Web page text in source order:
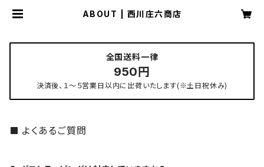
ABOUT | 西川庄六商店
全国送料一律
950円
決済後、１〜５営業日以内に出荷いたします(※土日祝休み)
よくあるご質問